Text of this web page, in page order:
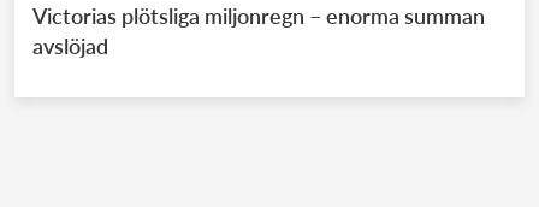
Victorias plötsliga miljonregn – enorma summan
avslöjad